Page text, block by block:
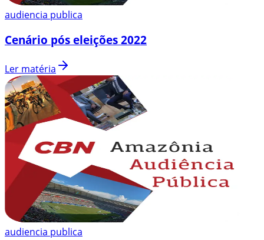
audiencia publica
Cenário pós eleições 2022
Ler matéria
audiencia publica